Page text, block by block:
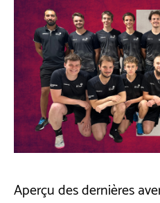
Aperçu des dernières